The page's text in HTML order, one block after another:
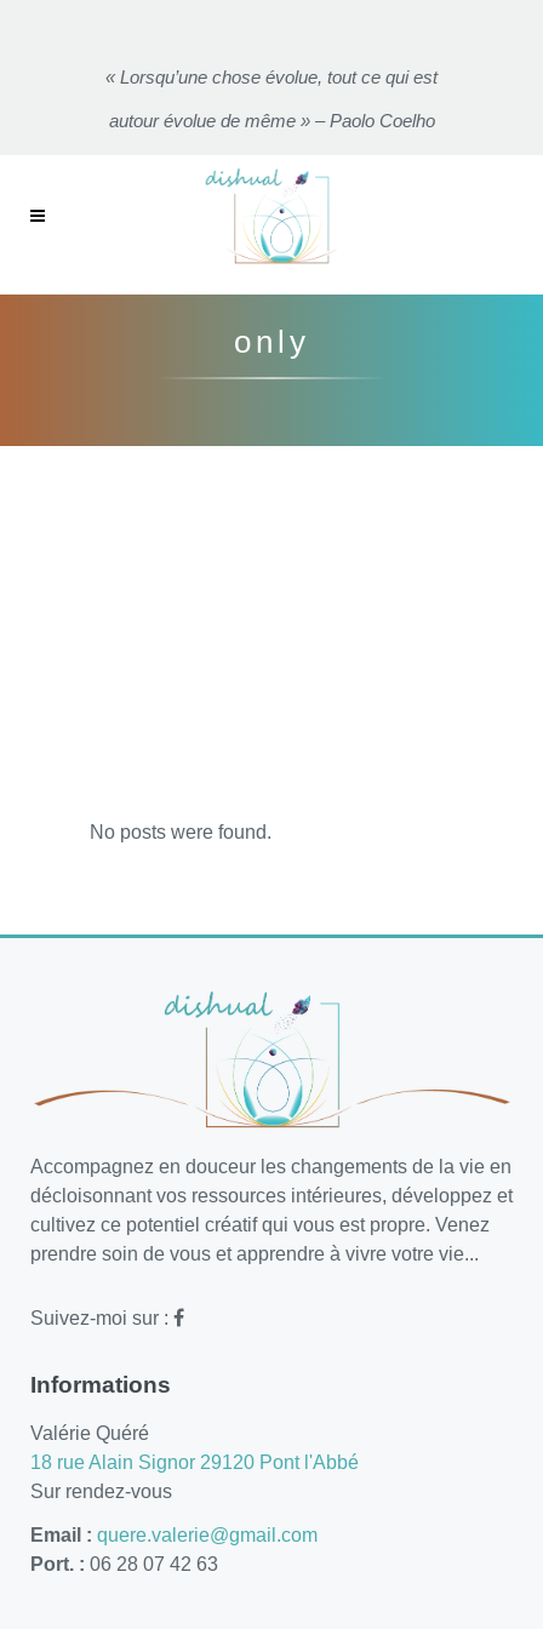
« Lorsqu’une chose évolue, tout ce qui est
autour évolue de même » – Paolo Coelho
only
No posts were found.
Accompagnez en douceur les changements de la vie en
décloisonnant vos ressources intérieures, développez et
cultivez ce potentiel créatif qui vous est propre. Venez
prendre soin de vous et apprendre à vivre votre vie...
Suivez-moi sur :
Informations
Valérie Quéré
18 rue Alain Signor 29120 Pont l'Abbé
Sur rendez-vous
Email : quere.valerie@gmail.com
Port. : 06 28 07 42 63